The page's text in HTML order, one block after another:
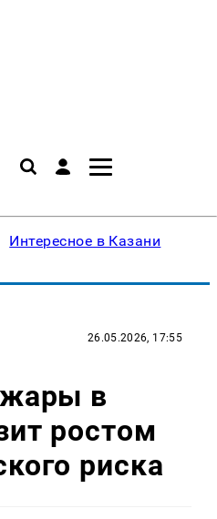
Интересное в Казани
26.05.2026, 17:55
в
ростом
риска